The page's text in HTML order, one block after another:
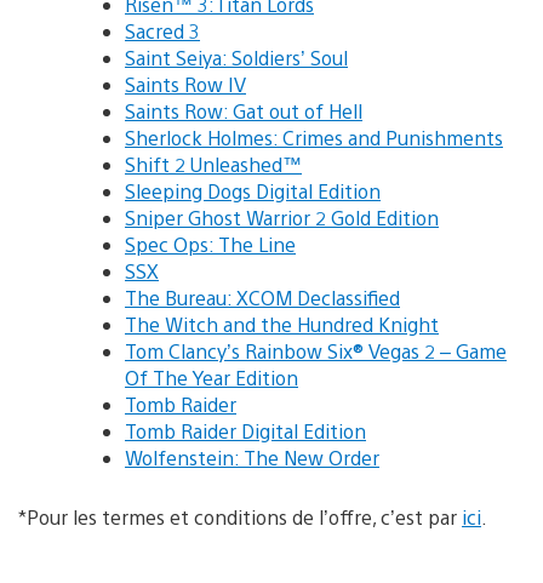
Sacred 3
Saint Seiya: Soldiers’ Soul
Saints Row IV
Saints Row: Gat out of Hell
Sherlock Holmes: Crimes and Punishments
Shift 2 Unleashed™
Sleeping Dogs Digital Edition
Sniper Ghost Warrior 2 Gold Edition
Spec Ops: The Line
SSX
The Bureau: XCOM Declassified
The Witch and the Hundred Knight
Tom Clancy’s Rainbow Six® Vegas 2 – Game
Of The Year Edition
Tomb Raider
Tomb Raider Digital Edition
Wolfenstein: The New Order
*Pour les termes et conditions de l’offre, c’est par ici